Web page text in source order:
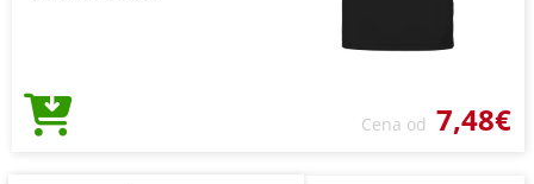
Cena od 7,48€